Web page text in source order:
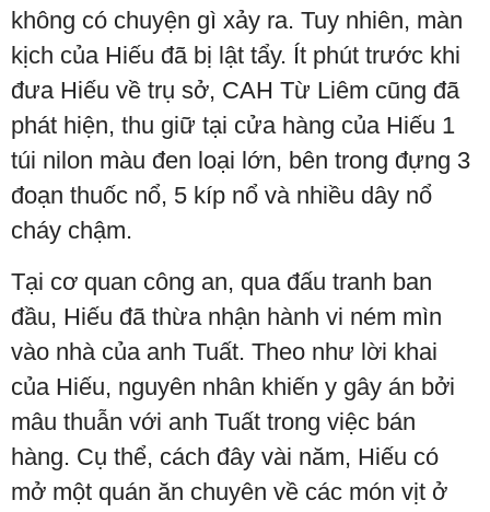
không có chuyện gì xảy ra. Tuy nhiên, màn
kịch của Hiếu đã bị lật tẩy. Ít phút trước khi
đưa Hiếu về trụ sở, CAH Từ Liêm cũng đã
phát hiện, thu giữ tại cửa hàng của Hiếu 1
túi nilon màu đen loại lớn, bên trong đựng 3
đoạn thuốc nổ, 5 kíp nổ và nhiều dây nổ
cháy chậm.
Tại cơ quan công an, qua đấu tranh ban
đầu, Hiếu đã thừa nhận hành vi ném mìn
vào nhà của anh Tuất. Theo như lời khai
của Hiếu, nguyên nhân khiến y gây án bởi
mâu thuẫn với anh Tuất trong việc bán
hàng. Cụ thể, cách đây vài năm, Hiếu có
mở một quán ăn chuyên về các món vịt ở